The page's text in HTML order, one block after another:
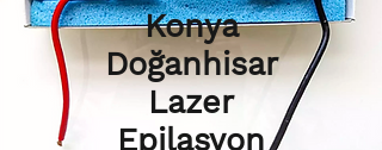
Konya
Doğanhisar
Lazer
Epilasyon